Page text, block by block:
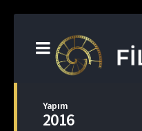
Yapım
2016